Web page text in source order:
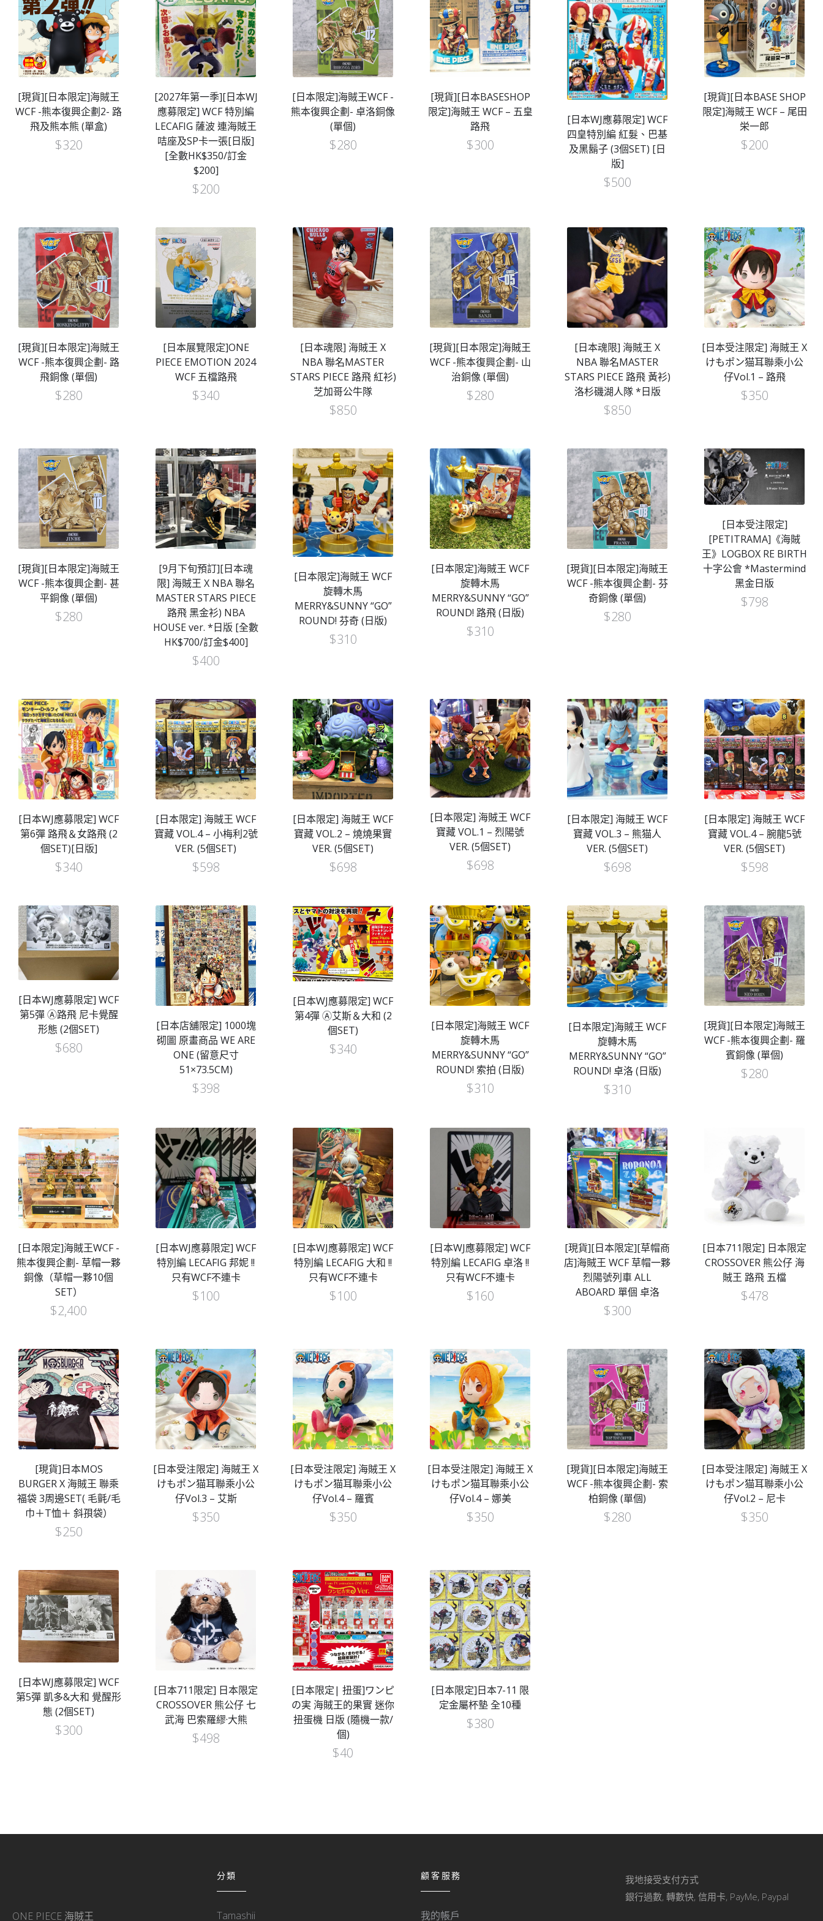
[現貨][日本限定]海賊王
WCF -熊本復興企劃2- 路
飛及熊本熊 (單盒)
$320
[2027年第一季][日本WJ
應募限定] WCF 特別編
LECAFIG 薩波 連海賊王
咭座及SP卡一張[日版]
[全數HK$350/訂金
$200]
$200
[日本限定]海賊王WCF -
熊本復興企劃- 卓洛銅像
(單個)
$280
[現貨][日本BASESHOP
限定]海賊王 WCF – 五皇
路飛
$300
[日本WJ應募限定] WCF
四皇特別編 紅髮、巴基
及黑鬍子 (3個SET) [日
版]
$500
[現貨][日本BASE SHOP
限定]海賊王 WCF – 尾田
栄一郎
$200
[現貨][日本限定]海賊王
WCF -熊本復興企劃- 路
飛銅像 (單個)
$280
[日本展覽限定]ONE
PIECE EMOTION 2024
WCF 五檔路飛
$340
[日本魂限] 海賊王 X
NBA 聯名MASTER
STARS PIECE 路飛 紅衫)
芝加哥公牛隊
$850
[現貨][日本限定]海賊王
WCF -熊本復興企劃- 山
治銅像 (單個)
$280
[日本魂限] 海賊王 X
NBA 聯名MASTER
STARS PIECE 路飛 黃衫)
洛杉磯湖人隊 *日版
$850
[日本受注限定] 海賊王 X
けもポン猫耳聯乘小公
仔Vol.1 – 路飛
$350
[現貨][日本限定]海賊王
WCF -熊本復興企劃- 甚
平銅像 (單個)
$280
[9月下旬預訂][日本魂
限] 海賊王 X NBA 聯名
MASTER STARS PIECE
路飛 黑金衫) NBA
HOUSE ver. *日版 [全數
HK$700/訂金$400]
$400
[日本限定]海賊王 WCF
旋轉木馬
MERRY&SUNNY “GO”
ROUND! 芬奇 (日版)
$310
[日本限定]海賊王 WCF
旋轉木馬
MERRY&SUNNY “GO”
ROUND! 路飛 (日版)
$310
[現貨][日本限定]海賊王
WCF -熊本復興企劃- 芬
奇銅像 (單個)
$280
[日本受注限定]
[PETITRAMA]《海賊
王》LOGBOX RE BIRTH
十字公會 *Mastermind
黑金日版
$798
[日本WJ應募限定] WCF
第6彈 路飛＆女路飛 (2
個SET)[日版]
$340
[日本限定] 海賊王 WCF
寶藏 VOL.4 – 小梅利2號
VER. (5個SET)
$598
[日本限定] 海賊王 WCF
寶藏 VOL.2 – 燒燒果實
VER. (5個SET)
$698
[日本限定] 海賊王 WCF
寶藏 VOL.1 – 烈陽號
VER. (5個SET)
$698
[日本限定] 海賊王 WCF
寶藏 VOL.3 – 熊猫人
VER. (5個SET)
$698
[日本限定] 海賊王 WCF
寶藏 VOL.4 – 腕龍5號
VER. (5個SET)
$598
[日本WJ應募限定] WCF
第5彈 Ⓐ路飛 尼卡覺醒
形態 (2個SET)
$680
[日本店舖限定] 1000塊
砌圖 原畫商品 WE ARE
ONE (留意尺寸
51×73.5CM)
$398
[日本WJ應募限定] WCF
第4彈 Ⓐ艾斯＆大和 (2
個SET)
$340
[日本限定]海賊王 WCF
旋轉木馬
MERRY&SUNNY “GO”
ROUND! 索拍 (日版)
$310
[日本限定]海賊王 WCF
旋轉木馬
MERRY&SUNNY “GO”
ROUND! 卓洛 (日版)
$310
[現貨][日本限定]海賊王
WCF -熊本復興企劃- 羅
賓銅像 (單個)
$280
[日本限定]海賊王WCF -
熊本復興企劃- 草帽一夥
銅像（草帽一夥10個
SET）
$2,400
[日本WJ應募限定] WCF
特別編 LECAFIG 邦妮 !!
只有WCF不連卡
$100
[日本WJ應募限定] WCF
特別編 LECAFIG 大和 !!
只有WCF不連卡
$100
[日本WJ應募限定] WCF
特別編 LECAFIG 卓洛 !!
只有WCF不連卡
$160
[現貨][日本限定][草帽商
店]海賊王 WCF 草帽一夥
烈陽號列車 ALL
ABOARD 單個 卓洛
$300
[日本711限定] 日本限定
CROSSOVER 熊公仔 海
賊王 路飛 五檔
$478
[現貨]日本MOS
BURGER X 海賊王 聯乘
福袋 3周邊SET( 毛氈/毛
巾＋T恤＋ 斜孭袋）
$250
[日本受注限定] 海賊王 X
けもポン猫耳聯乘小公
仔Vol.3 – 艾斯
$350
[日本受注限定] 海賊王 X
けもポン猫耳聯乘小公
仔Vol.4 – 羅賓
$350
[日本受注限定] 海賊王 X
けもポン猫耳聯乘小公
仔Vol.4 – 娜美
$350
[現貨][日本限定]海賊王
WCF -熊本復興企劃- 索
柏銅像 (單個)
$280
[日本受注限定] 海賊王 X
けもポン猫耳聯乘小公
仔Vol.2 – 尼卡
$350
[日本WJ應募限定] WCF
第5彈 凱多&大和 覺醒形
態 (2個SET)
$300
[日本711限定] 日本限定
CROSSOVER 熊公仔 七
武海 巴索羅繆·大熊
$498
[日本限定| 扭蛋]ワンピ
の実 海賊王的果實 迷你
扭蛋機 日版 (隨機一款/
個)
$40
[日本限定]日本7-11 限
定金屬杯墊 全10種
$380
ONE PIECE 海賊王
分類
Tamashii
顧客服務
我的帳戶
我地接受支付方式
銀行過數, 轉數快, 信用卡, PayMe, Paypal